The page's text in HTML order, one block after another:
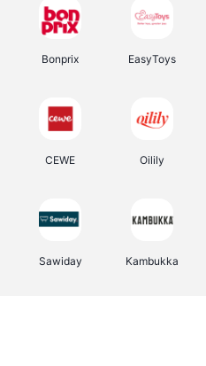
Bonprix EasyToys
CEWE Oilily
Sawiday Kambukka